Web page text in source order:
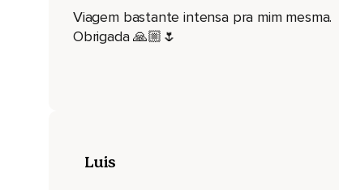
Viagem bastante intensa pra mim mesma.
Obrigada 🙏🏼🌷
Luis